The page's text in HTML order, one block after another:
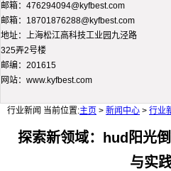
邮箱：476294094@kyfbest.com
邮箱：18701876288@kyfbest.com
地址：上海松江高科技工业园九泾路
325弄2号楼
邮编：201615
网站：www.kyfbest.com
行业新闻 当前位置:主页 > 新闻中心 > 行业
探索新领域：hud阳光
与实